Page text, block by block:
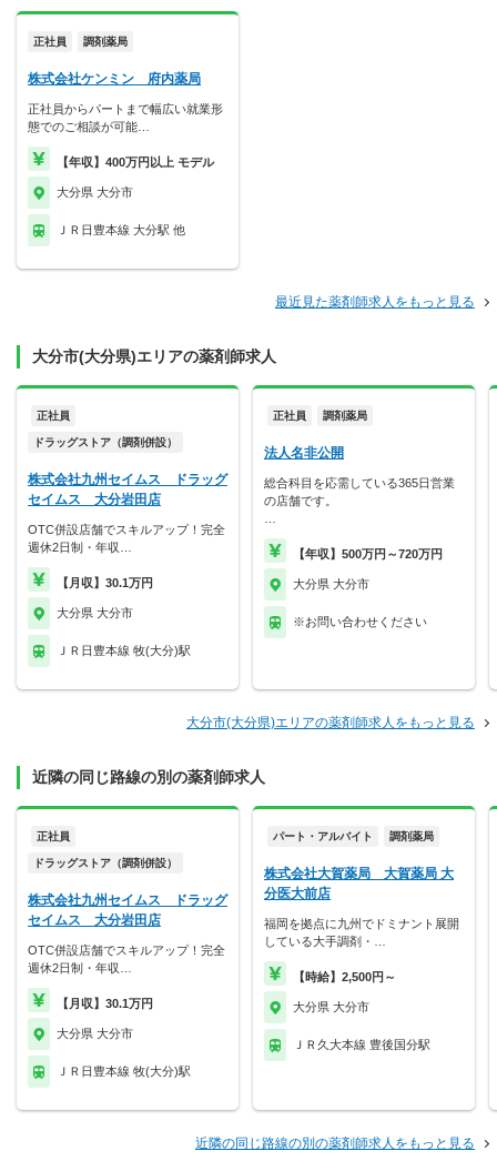
正社員 調剤薬局
株式会社ケンミン 府内薬局
正社員からパートまで幅広い就業形
態でのご相談が可能…
【年収】400万円以上 モデル
大分県 大分市
ＪＲ日豊本線 大分駅 他
最近見た薬剤師求人をもっと見る
大分市(大分県)エリアの薬剤師求人
正社員
ドラッグストア（調剤併設）
株式会社九州セイムス ドラッグ
セイムス 大分岩田店
OTC併設店舗でスキルアップ！完全
週休2日制・年収…
【月収】30.1万円
大分県 大分市
ＪＲ日豊本線 牧(大分)駅
正社員 調剤薬局
法人名非公開
総合科目を応需している365日営業
の店舗です。
…
【年収】500万円～720万円
大分県 大分市
※お問い合わせください
大分市(大分県)エリアの薬剤師求人をもっと見る
近隣の同じ路線の別の薬剤師求人
正社員
ドラッグストア（調剤併設）
株式会社九州セイムス ドラッグ
セイムス 大分岩田店
OTC併設店舗でスキルアップ！完全
週休2日制・年収…
【月収】30.1万円
大分県 大分市
ＪＲ日豊本線 牧(大分)駅
パート・アルバイト 調剤薬局
株式会社大賀薬局 大賀薬局 大
分医大前店
福岡を拠点に九州でドミナント展開
している大手調剤・…
【時給】2,500円～
大分県 大分市
ＪＲ久大本線 豊後国分駅
近隣の同じ路線の別の薬剤師求人をもっと見る